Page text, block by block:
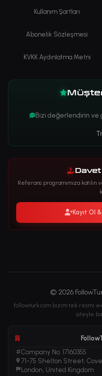
Kullanım Şartları
Abonelik Sözleşmesi
KVKK Aydınlatma Metni
Bizi değerlendirin ve
Referans programımıza
Kayıt Ol
© 2026
followturk.com bizim tek resmi
siteyle
Company No. 17160355
71-75 Shelton Street,
London, United Kingdom